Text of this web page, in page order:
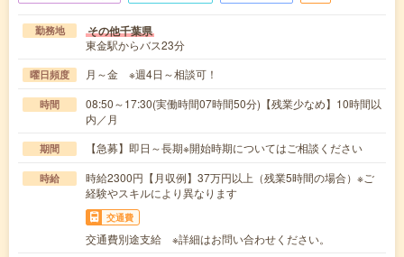
勤務地 その他千葉県
東金駅からバス23分
曜日頻度 月～金 ※週4日～相談可！
時間
08:50～17:30(実働時間07時間50分)【残業少なめ】10時間以
内／月
期間 【急募】即日～長期※開始時期についてはご相談ください
時給
時給2300円【月収例】37万円以上（残業5時間の場合）※ご
経験やスキルにより異なります
交通費
交通費別途支給 ※詳細はお問い合わせください。